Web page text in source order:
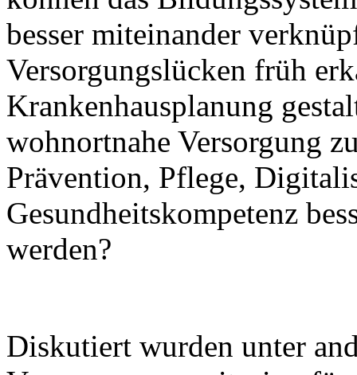
besser miteinander
Versorgungslücken früh
Krankenhausplanung
wohnortnahe Versorgung
Prävention, Pflege,
Gesundheitskompetenz
werden?
Diskutiert wurden unter